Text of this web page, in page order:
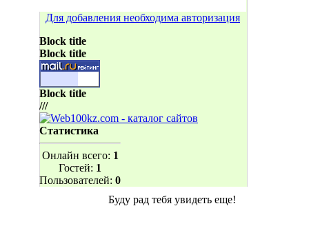
Для добавления необходима авторизация
Block title
Block title
Block title
///
Статистика
Онлайн всего: 1
Гостей: 1
Пользователей: 0
Буду рад тебя увидеть еще!